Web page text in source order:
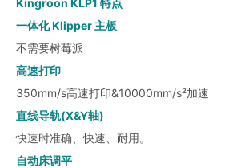
一体化 Klipper 主板
不需要树莓派
高速打印
350mm/s高速打印&10000mm/s²加速
直线导轨(X&Y轴)
快速时准确、快速、耐用。
自动床调平